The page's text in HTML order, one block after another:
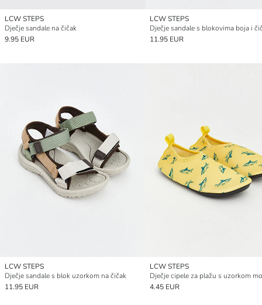
LCW STEPS
Dječje sandale na čičak
9.95 EUR
LCW STEPS
Dječje sandale s blokovima boja i
11.95 EUR
LCW STEPS
Dječje sandale s blok uzorkom na čičak
11.95 EUR
LCW STEPS
4.45 EUR